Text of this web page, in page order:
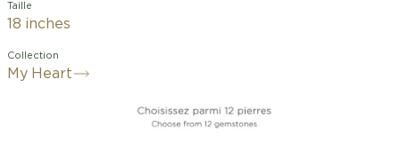
Taille
18 inches
Collection
My Heart